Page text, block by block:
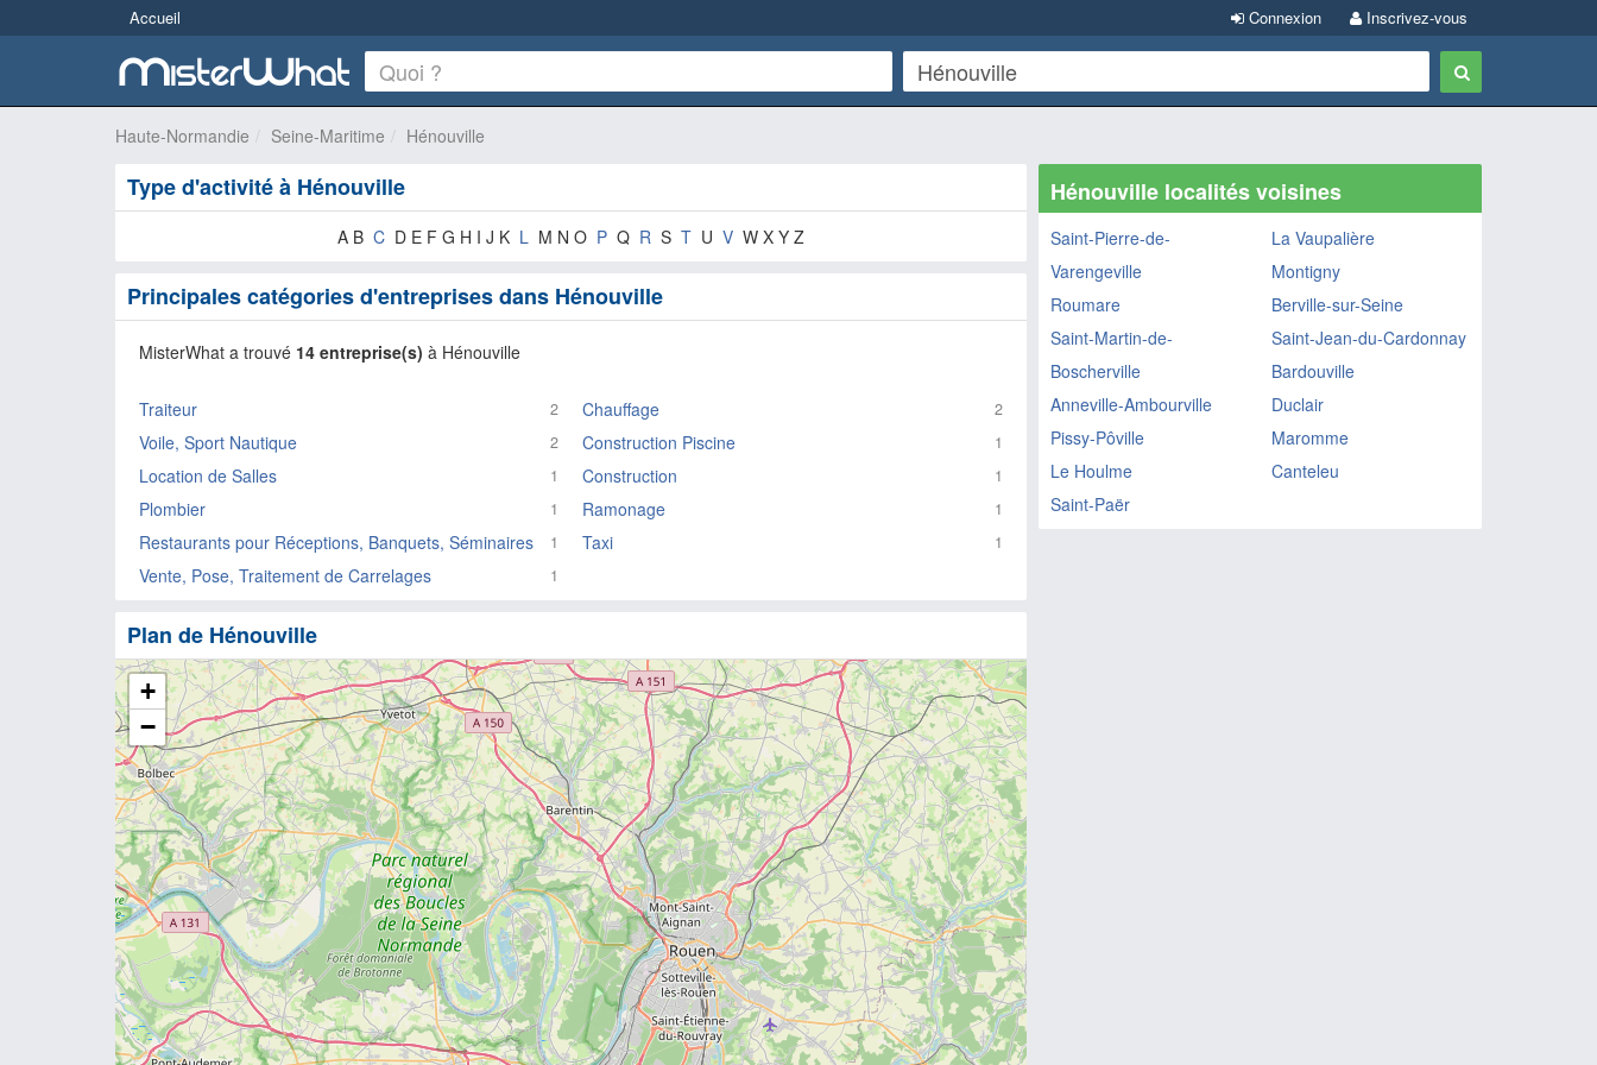
Accueil Inscrivez-vous
Connexion
Haute-Normandie Seine-Maritime Hénouville
Type d'activité à Hénouville
A B C D E F G H I J K L M N O P Q R S T U V W X Y Z
Principales catégories d'entreprises dans Hénouville
MisterWhat a trouvé 14 entreprise(s) à Hénouville
Traiteur 2 Chauffage 2
Voile, Sport Nautique 2 Construction Piscine 1
Location de Salles 1 Construction 1
Plombier 1 Ramonage 1
Restaurants pour Réceptions, Banquets, Séminaires 1 Taxi 1
Vente, Pose, Traitement de Carrelages 1
Plan de Hénouville
+
−
Hénouville localités voisines
Saint-Pierre-de-
Varengeville
La Vaupalière
Montigny
Roumare
Berville-sur-Seine
Saint-Martin-de-
Boscherville
Saint-Jean-du-Cardonnay
Bardouville
Anneville-Ambourville
Duclair
Pissy-Pôville
Maromme
Le Houlme
Canteleu
Saint-Paër